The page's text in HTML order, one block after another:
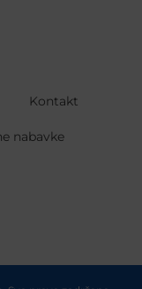
Kontakt
nabavke